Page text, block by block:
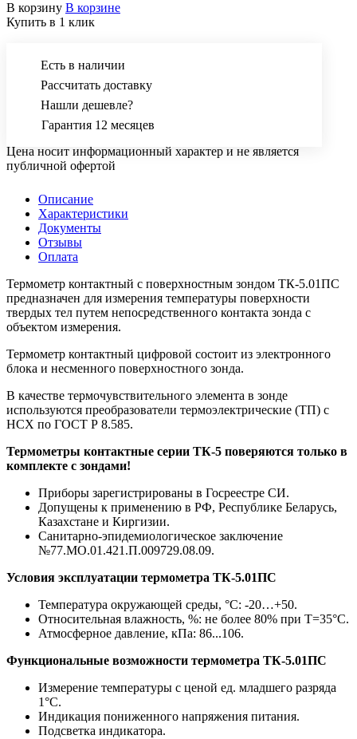
В корзину В корзине
Купить в 1 клик
Есть в наличии
Рассчитать доставку
Нашли дешевле?
Гарантия 12 месяцев
Цена носит информационный характер и не является
публичной офертой
Описание
Характеристики
Документы
Отзывы
Оплата
Термометр контактный с поверхностным зондом ТК-5.01ПС
предназначен для измерения температуры поверхности
твердых тел путем непосредственного контакта зонда с
объектом измерения.
Термометр контактный цифровой состоит из электронного
блока и несменного поверхностного зонда.
В качестве термочувствительного элемента в зонде
используются преобразователи термоэлектрические (ТП) с
НСХ по ГОСТ Р 8.585.
Термометры контактные серии ТК-5 поверяются только в
комплекте с зондами!
Приборы зарегистрированы в Госреестре СИ.
Допущены к применению в РФ, Республике Беларусь,
Казахстане и Киргизии.
Санитарно-эпидемиологическое заключение
№77.МО.01.421.П.009729.08.09.
Условия эксплуатации термометра ТК-5.01ПС
Температура окружающей среды, °С: -20…+50.
Относительная влажность, %: не более 80% при T=35°С.
Атмосферное давление, кПа: 86...106.
Функциональные возможности термометра ТК-5.01ПС
Измерение температуры с ценой ед. младшего разряда
1°С.
Индикация пониженного напряжения питания.
Подсветка индикатора.